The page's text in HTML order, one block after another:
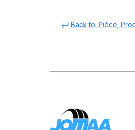
Back to: Piéce,